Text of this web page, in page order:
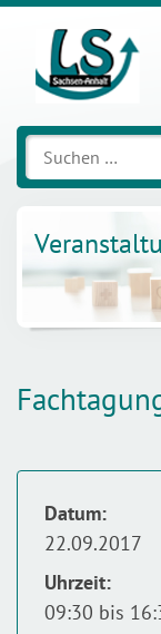
Suchen
nach:
Datum:
22.09.2017
Uhrzeit:
09:30 bis